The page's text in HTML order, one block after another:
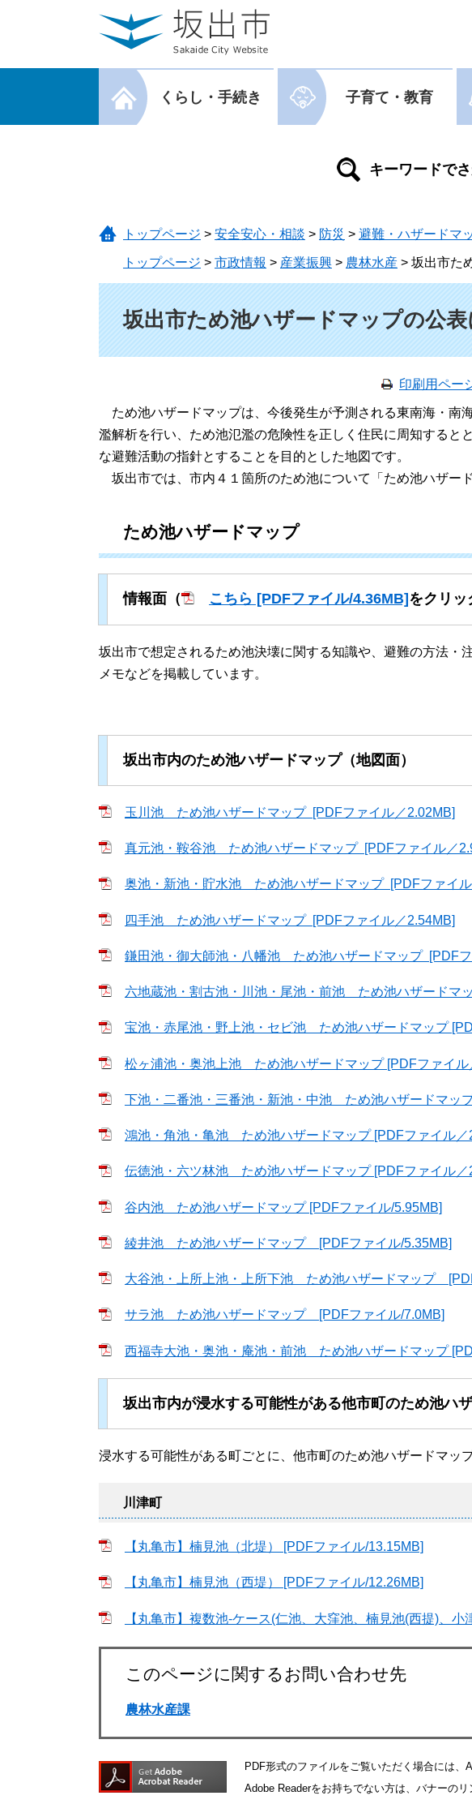
メニューを閉じる
くらし・手続き 子育て・教育
トップページ > 安全安心・相談 > 防災 > 避難・ハザードマ
トップページ > 市政情報 > 産業振興 > 農林水産 > 坂出市た
坂出市ため池ハザードマップの公
印刷用ペー
ため池ハザードマップは、今後発生が予測される東南海・南
濫解析を行い、ため池氾濫の危険性を正しく住民に周知すると
な避難活動の指針とすることを目的とした地図です。
坂出市では、市内４１箇所のため池について「ため池ハザー
ため池ハザードマップ
情報面（ こちら [PDFファイル/4.36MB] をクリッ
坂出市で想定されるため池決壊に関する知識や、避難の方法・
メモなどを掲載しています。
坂出市内のため池ハザードマップ（地図面）
玉川池 ため池ハザードマップ [PDFファイル／2.02MB]
真元池・鞍谷池 ため池ハザードマップ [PDFファイル／
奥池・新池・貯水池 ため池ハザードマップ [PDFファイル
四手池 ため池ハザードマップ [PDFファイル／2.54MB]
鎌田池・御大師池・八幡池 ため池ハザードマップ [PDFフ
六地蔵池・割古池・川池・尾池・前池 ため池ハザードマ
宝池・赤尾池・野上池・セビ池 ため池ハザードマップ
松ヶ浦池・奥池上池 ため池ハザードマップ [PDFファイル
下池・二番池・三番池・新池・中池 ため池ハザードマッ
鴻池・角池・亀池 ため池ハザードマップ [PDFファイル／
伝徳池・六ツ林池 ため池ハザードマップ [PDFファイル／
谷内池 ため池ハザードマップ [PDFファイル/5.95MB]
綾井池 ため池ハザードマップ [PDFファイル/5.35MB]
大谷池・上所上池・上所下池 ため池ハザードマップ
サラ池 ため池ハザードマップ [PDFファイル/7.0MB]
西福寺大池・奥池・庵池・前池 ため池ハザードマップ
坂出市内が浸水する可能性がある他市町のため池ハ
浸水する可能性がある町ごとに、他市町のため池ハザードマッ
川津町
【丸亀市】楠見池（北堤） [PDFファイル/13.15MB]
【丸亀市】楠見池（西堤） [PDFファイル/12.26MB]
【丸亀市】複数池-ケース(仁池、大窪池、楠見池(西提)、
このページに関するお問い合わせ先
農林水産課
PDF形式のファイルをご覧いただく場合には、
Adobe Readerをお持ちでない方は、バナーの